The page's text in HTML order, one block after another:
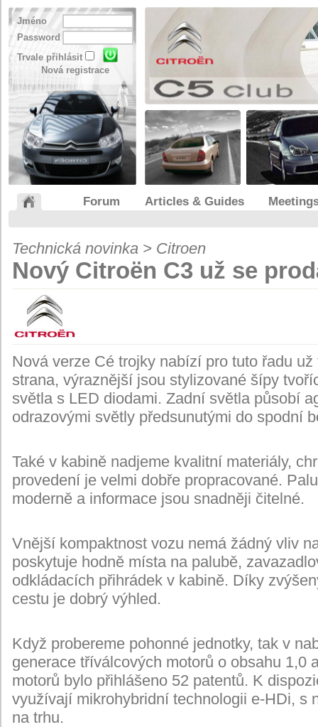
Jméno
Password
Trvale přihlásit
Nová registrace
Forum Articles & Guides
Technická novinka > Citroen
Nový Citroën C3 už se
Nová verze Cé trojky nabízí pro tuto řadu
strana, výraznější jsou stylizované šípy
světla s LED diodami. Zadní světla působí
odrazovými světly předsunutými do spodní
Také v kabině nadjeme kvalitní materiály,
provedení je velmi dobře propracované.
moderně a informace jsou snadněji čitelné.
Vnější kompaktnost vozu nemá žádný vliv
poskytuje hodně místa na palubě,
odkládacích přihrádek v kabině. Díky
cestu je dobrý výhled.
Když probereme pohonné jednotky, tak v
generace tříválcových motorů o obsahu 1,0
motorů bylo přihlášeno 52 patentů. K
využívají mikrohybridní technologii e-HDi, s
na trhu.